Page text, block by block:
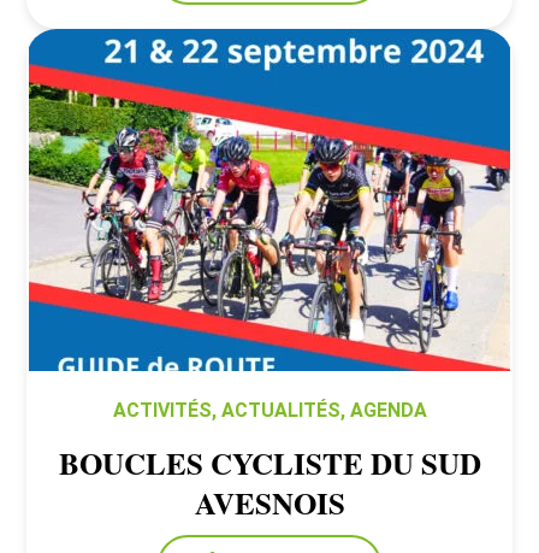
ACTIVITÉS, ACTUALITÉS, AGENDA
BOUCLES CYCLISTE DU SUD
AVESNOIS